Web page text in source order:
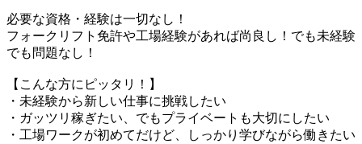
必要な資格・経験は一切なし！
フォークリフト免許や工場経験があれば尚良し！でも未経験
でも問題なし！
【こんな方にピッタリ！】
・未経験から新しい仕事に挑戦したい
・ガッツリ稼ぎたい、でもプライベートも大切にしたい
・工場ワークが初めてだけど、しっかり学びながら働きたい